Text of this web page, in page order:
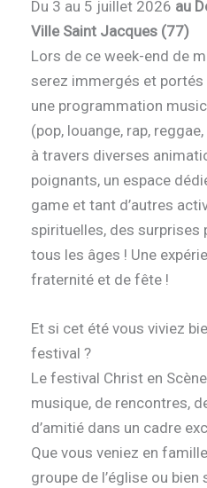
Du 3 au 5 juillet 2026 au
Ville Saint Jacques (77)
Lors de ce week-end de
serez immergés et
une programmation
(pop, louange, rap,
à travers diverses
poignants, un espace
game et tant d’autres
spirituelles, des
tous les âges ! Une
fraternité et de fête !
Et si cet été vous viviez
festival ?
Le festival Christ en
musique, de rencontres,
d’amitié dans un cadre
Que vous veniez en
groupe de l’église ou